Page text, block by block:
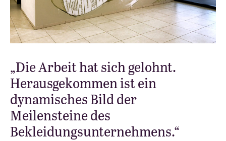
„Die Arbeit hat sich gelohnt.
Herausgekommen ist ein
dynamisches Bild der
Meilensteine des
Bekleidungsunternehmens.“